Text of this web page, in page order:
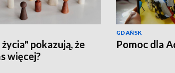
życia" pokazują, że
więcej?
GDAŃSK
Pomoc dla